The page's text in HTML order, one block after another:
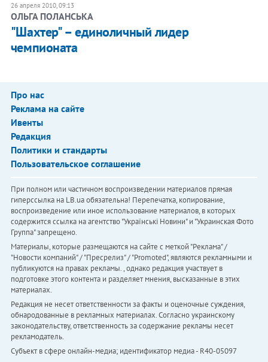
26 апреля 2010, 09:13
ОЛЬГА ПОЛАНСЬКА
"Шахтер" – единоличный лидер
чемпионата
Про нас
Реклама на сайте
Ивенты
Редакция
Политики и стандарты
Пользовательское соглашение
При полном или частичном воспроизведении материалов прямая
гиперссылка на LB.ua обязательна! Перепечатка, копирование,
воспроизведение или иное использование материалов, в которых
содержится ссылка на агентство "Українськi Новини" и "Украинская Фото
Группа" запрещено.
Материалы, которые размещаются на сайте с меткой "Реклама" /
"Новости компаний" / "Пресрелиз" / "Promoted", являются рекламными и
публикуются на правах рекламы. , однако редакция участвует в
подготовке этого контента и разделяет мнения, высказанные в этих
материалах.
Редакция не несет ответственности за факты и оценочные суждения,
обнародованные в рекламных материалах. Согласно украинскому
законодательству, ответственность за содержание рекламы несет
рекламодатель.
Субъект в сфере онлайн-медиа; идентификатор медиа - R40-05097